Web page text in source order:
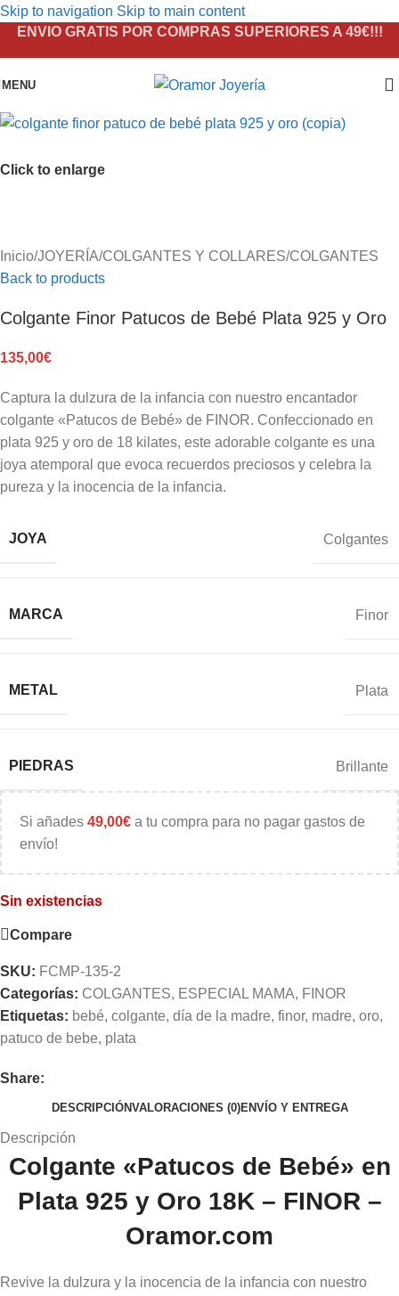
Skip to navigation Skip to main content
ENVIO GRATIS POR COMPRAS SUPERIORES A 49€!!!
MENU
Click to enlarge
Inicio/JOYERÍA/COLGANTES Y COLLARES/COLGANTES
Back to products
Colgante Finor Patucos de Bebé Plata 925 y Oro
135,00€
Captura la dulzura de la infancia con nuestro encantador
colgante «Patucos de Bebé» de FINOR. Confeccionado en
plata 925 y oro de 18 kilates, este adorable colgante es una
joya atemporal que evoca recuerdos preciosos y celebra la
pureza y la inocencia de la infancia.
JOYA Colgantes
MARCA Finor
METAL Plata
PIEDRAS Brillante
Si añades 49,00€ a tu compra para no pagar gastos de
envío!
Sin existencias
Compare
SKU: FCMP-135-2
Categorías: COLGANTES, ESPECIAL MAMA, FINOR
Etiquetas: bebé, colgante, día de la madre, finor, madre, oro,
patuco de bebe, plata
Share:
DESCRIPCIÓNVALORACIONES (0)ENVÍO Y ENTREGA
Descripción
Colgante «Patucos de Bebé» en
Plata 925 y Oro 18K – FINOR –
Oramor.com
Revive la dulzura y la inocencia de la infancia con nuestro